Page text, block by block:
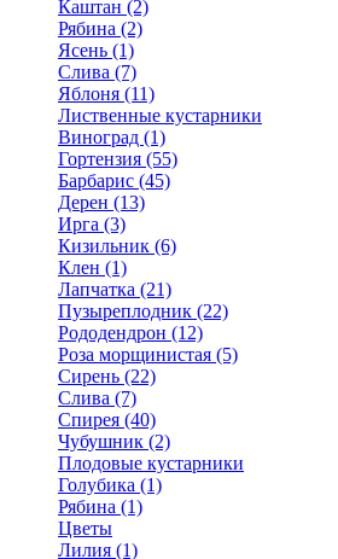
Каштан (2)
Рябина (2)
Ясень (1)
Слива (7)
Яблоня (11)
Лиственные кустарники
Виноград (1)
Гортензия (55)
Барбарис (45)
Дерен (13)
Ирга (3)
Кизильник (6)
Клен (1)
Лапчатка (21)
Пузыреплодник (22)
Рододендрон (12)
Роза морщинистая (5)
Сирень (22)
Слива (7)
Спирея (40)
Чубушник (2)
Плодовые кустарники
Голубика (1)
Рябина (1)
Цветы
Лилия (1)